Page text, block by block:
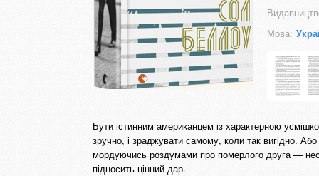
Мова:
Бути істинним американцем із характерною
зручно, і зраджувати самому, коли так вигідно.
мордуючись роздумами про померлого друга —
підносить цінний дар.